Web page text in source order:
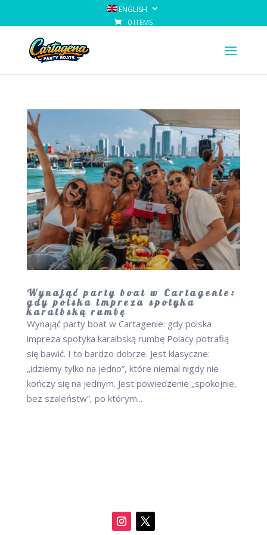
ENGLISH
0 ITEMS
Wynająć party boat w Cartagenie:
gdy polska impreza spotyka
karaibską rumbę
Wynająć party boat w Cartagenie: gdy polska
impreza spotyka karaibską rumbę Polacy potrafią
się bawić. I to bardzo dobrze. Jest klasyczne:
„idziemy tylko na jedno”, które niemal nigdy nie
kończy się na jednym. Jest powiedzenie „spokojnie,
bez szaleństw”, po którym...